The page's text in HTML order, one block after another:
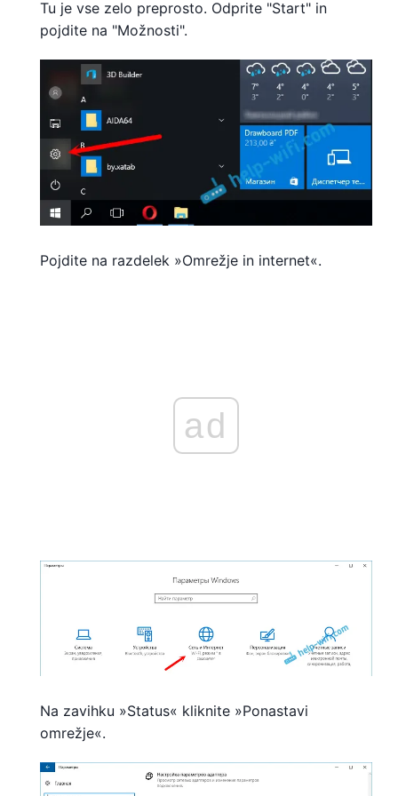
Tu je vse zelo preprosto. Odprite "Start" in
pojdite na "Možnosti".
Pojdite na razdelek »Omrežje in internet«.
ad
Na zavihku »Status« kliknite »Ponastavi
omrežje«.